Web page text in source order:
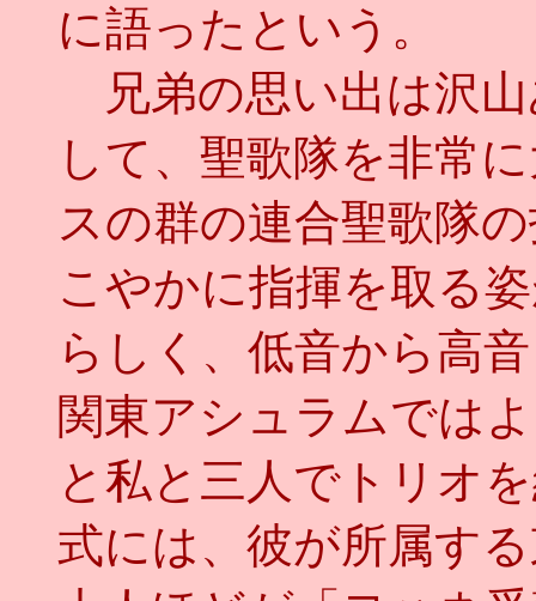
に語ったという。
兄弟の思い出は沢
して、聖歌隊を非常
スの群の連合聖歌隊
こやかに指揮を取る
らしく、低音から高
関東アシュラムでは
と私と三人でトリオ
式には、彼が所属す